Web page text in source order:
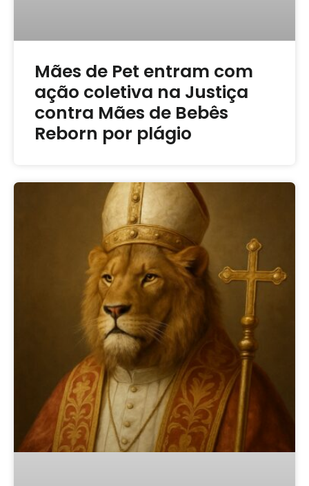
Mães de Pet entram com
ação coletiva na Justiça
contra Mães de Bebês
Reborn por plágio